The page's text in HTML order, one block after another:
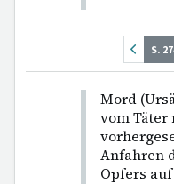
S.
Mord
vom
Anfahren
Opfers